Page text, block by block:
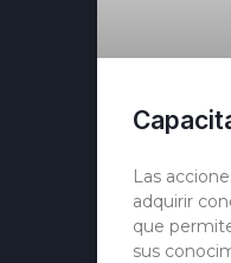
Las
adquirir
que
sus